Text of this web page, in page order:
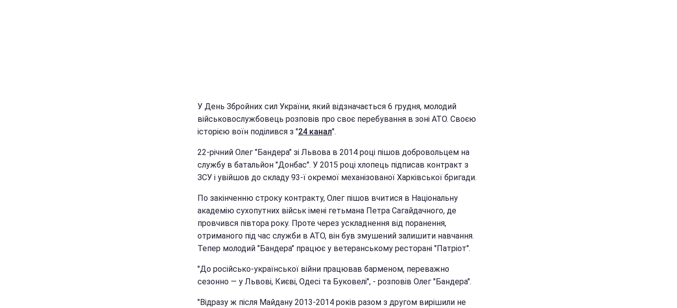
У День Збройних сил України, який відзначається 6 грудня, молодий
військовослужбовець розповів про своє перебування в зоні АТО. Своєю
історією воїн поділився з "24 канал".
22-річний Олег "Бандера" зі Львова в 2014 році пішов добровольцем на
службу в батальйон "Донбас". У 2015 році хлопець підписав контракт з
ЗСУ і увійшов до складу 93-ї окремої механізованої Харківської бригади.
По закінченню строку контракту, Олег пішов вчитися в Національну
академію сухопутних військ імені гетьмана Петра Сагайдачного, де
провчився півтора року. Проте через ускладнення від поранення,
отриманого під час служби в АТО, він був змушений залишити навчання.
Тепер молодий "Бандера" працює у ветеранському ресторані "Патріот".
"До російсько-української війни працював барменом, переважно
сезонно — у Львові, Києві, Одесі та Буковелі", - розповів Олег "Бандера".
"Відразу ж після Майдану 2013-2014 років разом з другом вирішили не